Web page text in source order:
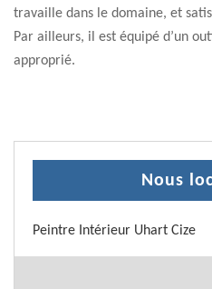
travaille dans le domaine, et
Par ailleurs, il est équipé d’un
approprié.
Nous
Peintre Intérieur Uhart Cize